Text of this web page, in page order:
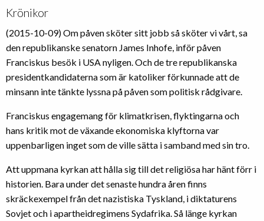
Krönikor
(2015-10-09) Om påven sköter sitt jobb så sköter vi vårt, sa
den republikanske senatorn James Inhofe, inför påven
Franciskus besök i USA nyligen. Och de tre republikanska
presidentkandidaterna som är katoliker förkunnade att de
minsann inte tänkte lyssna på påven som politisk rådgivare.
Franciskus engagemang för klimatkrisen, flyktingarna och
hans kritik mot de växande ekonomiska klyftorna var
uppenbarligen inget som de ville sätta i samband med sin tro.
Att uppmana kyrkan att hålla sig till det religiösa har hänt förr i
historien. Bara under det senaste hundra åren finns
skräckexempel från det nazistiska Tyskland, i diktaturens
Sovjet och i apartheidregimens Sydafrika. Så länge kyrkan